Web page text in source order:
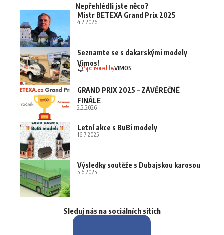
Nepřehlédli jste něco?
Mistr BETEXA Grand Prix 2025
4.2.2026
Seznamte se s dakarskými modely
Vimos!
Sponsored byVIMOS
GRAND PRIX 2025 – ZÁVĚREČNÉ
FINÁLE
2.2.2026
Letní akce s BuBi modely
16.7.2025
Výsledky soutěže s Dubajskou karosou
5.6.2025
Sleduj nás na sociálních sítích